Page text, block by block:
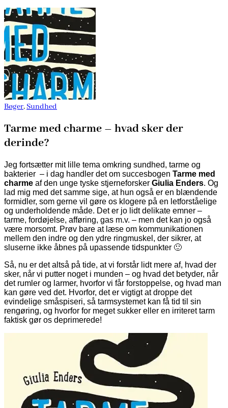
Bøger, Sundhed
Tarme med charme – hvad sker der
derinde?
Jeg fortsætter mit lille tema omkring sundhed, tarme og
bakterier – i dag handler det om succesbogen Tarme med
charme af den unge tyske stjerneforsker Giulia Enders. Og
lad mig med det samme sige, at hun også er en blændende
formidler, som gerne vil gøre os klogere på en letforståelige
og underholdende måde. Det er jo lidt delikate emner –
tarme, fordøjelse, afføring, gas m.v. – men det kan jo også
være morsomt. Prøv bare at læse om kommunikationen
mellem den indre og den ydre ringmuskel, der sikrer, at
sluserne ikke åbnes på upassende tidspunkter 🙂
Så, nu er det altså på tide, at vi forstår lidt mere af, hvad der
sker, når vi putter noget i munden – og hvad det betyder, når
det rumler og larmer, hvorfor vi får forstoppelse, og hvad man
kan gøre ved det. Hvorfor, det er vigtigt at droppe det
evindelige småspiseri, så tarmsystemet kan få tid til sin
rengøring, og hvorfor for meget sukker eller en irriteret tarm
faktisk gør os deprimerede!